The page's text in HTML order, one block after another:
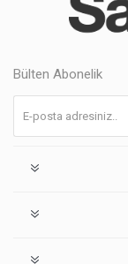
Bülten Abonelik